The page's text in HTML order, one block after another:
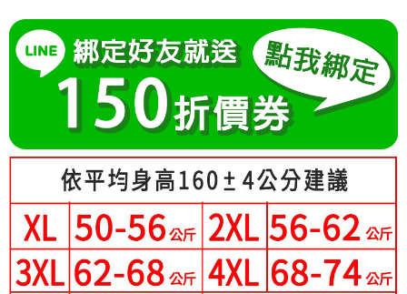
4.訂單成立30分鐘內，如未前往確認交易或遇審核未通過，訂單將自動取
消。如遇「轉專審核」未通過狀況，表示未達大哥付你分期系統評分，恕無
法說明評估內容。
【繳款方式說明】
1.分期款項不併入電信帳單，「大哥付你分期」於每月結算日後寄送繳費提
2.透過簡訊連結打開帳單後，可選擇「超商條碼／台灣大直營門市／銀行轉
帳／街口支付／iPASS MONEY」等通路繳費。
【注意事項】
1.本服務係由「台灣大哥大股份有限公司」（以下簡稱本公司）所提供，讓
用戶於交易時，得透過本服務購買商品或服務，並由商店將買賣／分期付款
買賣價金債權讓與本公司後，依約使用本公司帳單繳交帳款。
2.基於同意付款使用「大哥付你分期」之契約關係目的，商店將以您的個人
資料（包含姓名、電話或地址）提供予台灣大哥大進項蒐集、處理及利用，
由本公司與您本人進行分期帳單所需資料之確認、核對及更正。
3.完整用戶服務條款，請詳閱以下連結：
https://oppay.tw/userRule
１．簡單：不需註冊會員、不需綁卡、不需儲值。
２．便利：只要手機號碼，簡訊認證，即可結帳。
３．安心：先確認商品／服務後，再付款。
【「AFTEE先享後付」結帳流程】
１．於結帳方式選擇「AFTEE先享後付」後，將跳轉至「AFTEE先享後付」
結帳頁面，進行簡訊認證並確認金額後，即可完成結帳。
２．訂單成立數日內，您將收到繳費通知簡訊。
ATM／網路銀行／等多元方式進行付款，方視為交易完成。
※ 請注意：結帳手續完成當下不需立刻繳費，但若您需要取消訂單，請聯絡
購買商品的店家。未經商家同意取消之訂單仍視為有效，需透過AFTEE先享
後付繳納相關費用。
※ 交易是否成功請以「AFTEE先享後付 」之結帳頁面顯示為準，若有關於
是否繳費成功／繳費後需取消欲退款等相關疑問，請聯繫「AFTEE先享後付
客戶支援中心」https://netprotections.freshdesk.com/support/home
相關說明
「Hami Point」為中華電信所提供之點數服務，可於會員專區綁定中華電信
會員帳號後，即可在購物車使用 Hami Point 折抵消費金額 (1點等於1元)。
ATM付款
運送方式
全家付款取貨
每筆NT$80，滿NT$699(含以上)免運費
付款後全家取貨
每筆NT$80，滿NT$699(含以上)免運費
付款後萊爾富取貨
每筆NT$80，滿NT$699(含以上)免運費